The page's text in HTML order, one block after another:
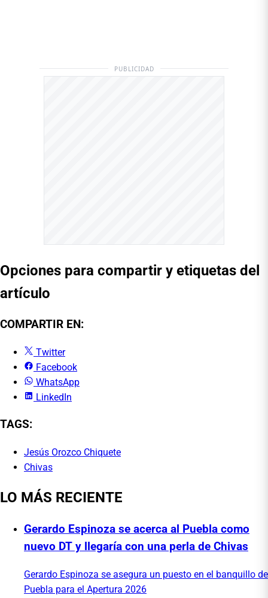
PUBLICIDAD
Opciones para compartir y etiquetas del
artículo
COMPARTIR EN:
Twitter
Facebook
WhatsApp
LinkedIn
TAGS:
Jesús Orozco Chiquete
Chivas
LO MÁS RECIENTE
Gerardo Espinoza se acerca al Puebla como
nuevo DT y llegaría con una perla de Chivas
Gerardo Espinoza se asegura un puesto en el banquillo de
Puebla para el Apertura 2026